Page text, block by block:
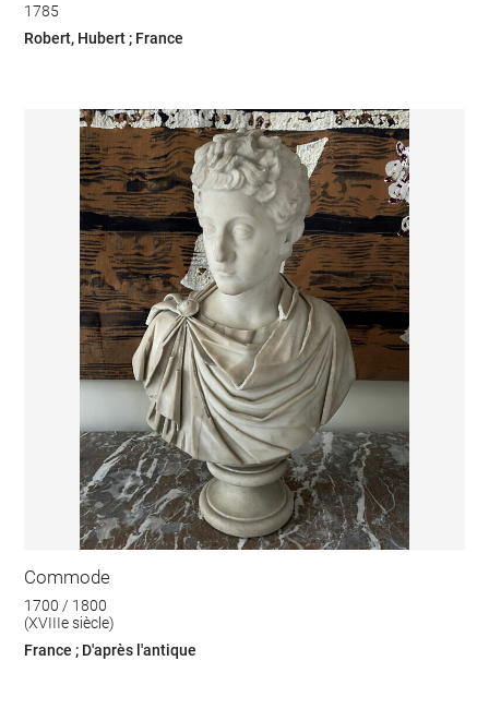
1785
Robert, Hubert ; France
Commode
1700 / 1800
(XVIIIe siècle)
France ; D'après l'antique